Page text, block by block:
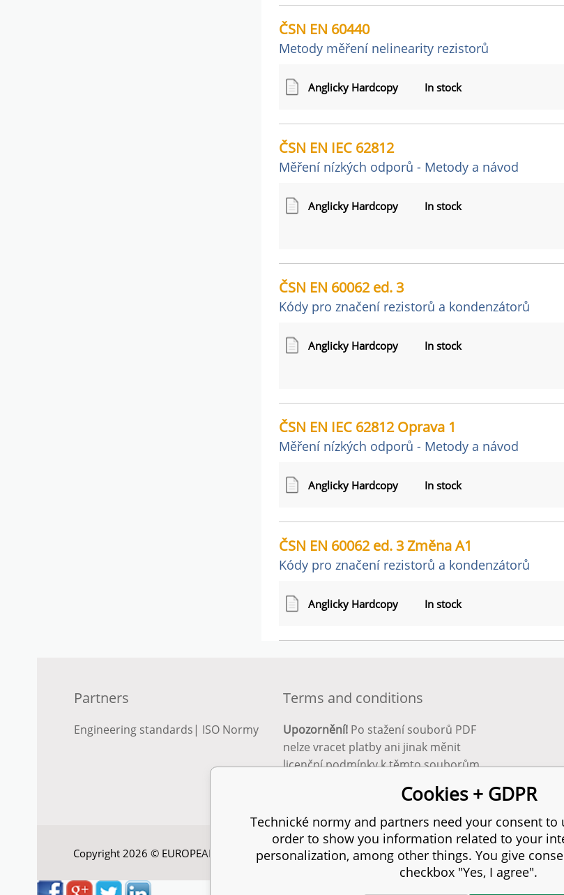
ČSN EN 60440
Metody měření nelinearity rezistorů
Anglicky Hardcopy In stock
ČSN EN IEC 62812
Měření nízkých odporů - Metody a návod
Anglicky Hardcopy In stock
ČSN EN 60062 ed. 3
Kódy pro značení rezistorů a kondenzátorů
Anglicky Hardcopy In stock
ČSN EN IEC 62812 Oprava 1
Měření nízkých odporů - Metody a návod
Anglicky Hardcopy In stock
ČSN EN 60062 ed. 3 Změna A1
Kódy pro značení rezistorů a kondenzátorů
Anglicky Hardcopy In stock
Partners
Engineering standards | ISO Normy
Terms and conditions
Upozornění! Po stažení souborů PDF
nelze vracet platby ani jinak měnit
licenční podmínky k těmto souborům.
Copyright 2026 © EUROPEAN STANDARD. All rights reserved.
Cookies + GDPR
Technické normy and partners need your consent
order to show you information related to your
personalization, among other things. You give
checkbox "Yes, I agree".